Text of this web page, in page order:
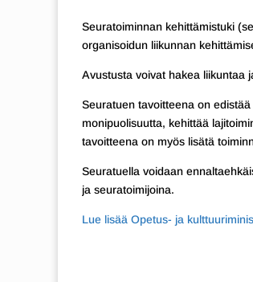
Seuratoiminnan kehittämistuki
organisoidun liikunnan
Avustusta voivat hakea liikuntaa
Seuratuen tavoitteena on
monipuolisuutta, kehittää
tavoitteena on myös lisätä
Seuratuella voidaan
ja seuratoimijoina.
Lue lisää Opetus- ja